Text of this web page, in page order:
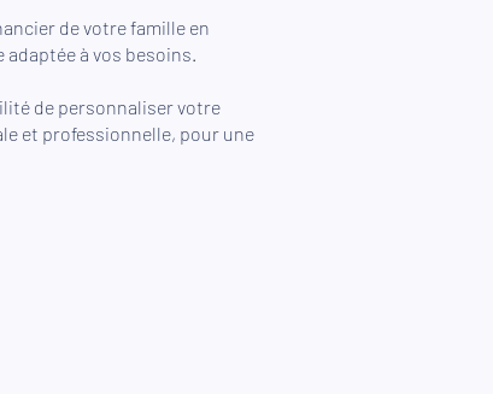
de votre famille en
à vos besoins.
de personnaliser votre
et professionnelle, pour une